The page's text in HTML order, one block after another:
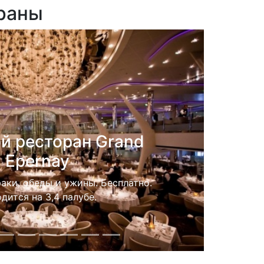
Murano
Требуется предварительная
за дополнительную плату -
Находится на 5 палубе.